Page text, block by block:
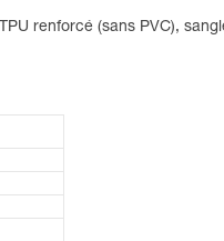
renforcé (sans PVC),